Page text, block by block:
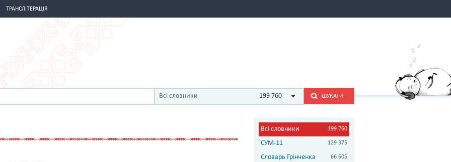
ТРАНСЛІТЕРАЦІЯ
Всі словники 199 760 ШУКАТИ
Всі словники 199 760
СУМ-11 129 375
Словарь Грінченка 66 605